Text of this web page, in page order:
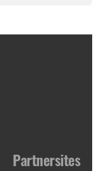
Partnersites